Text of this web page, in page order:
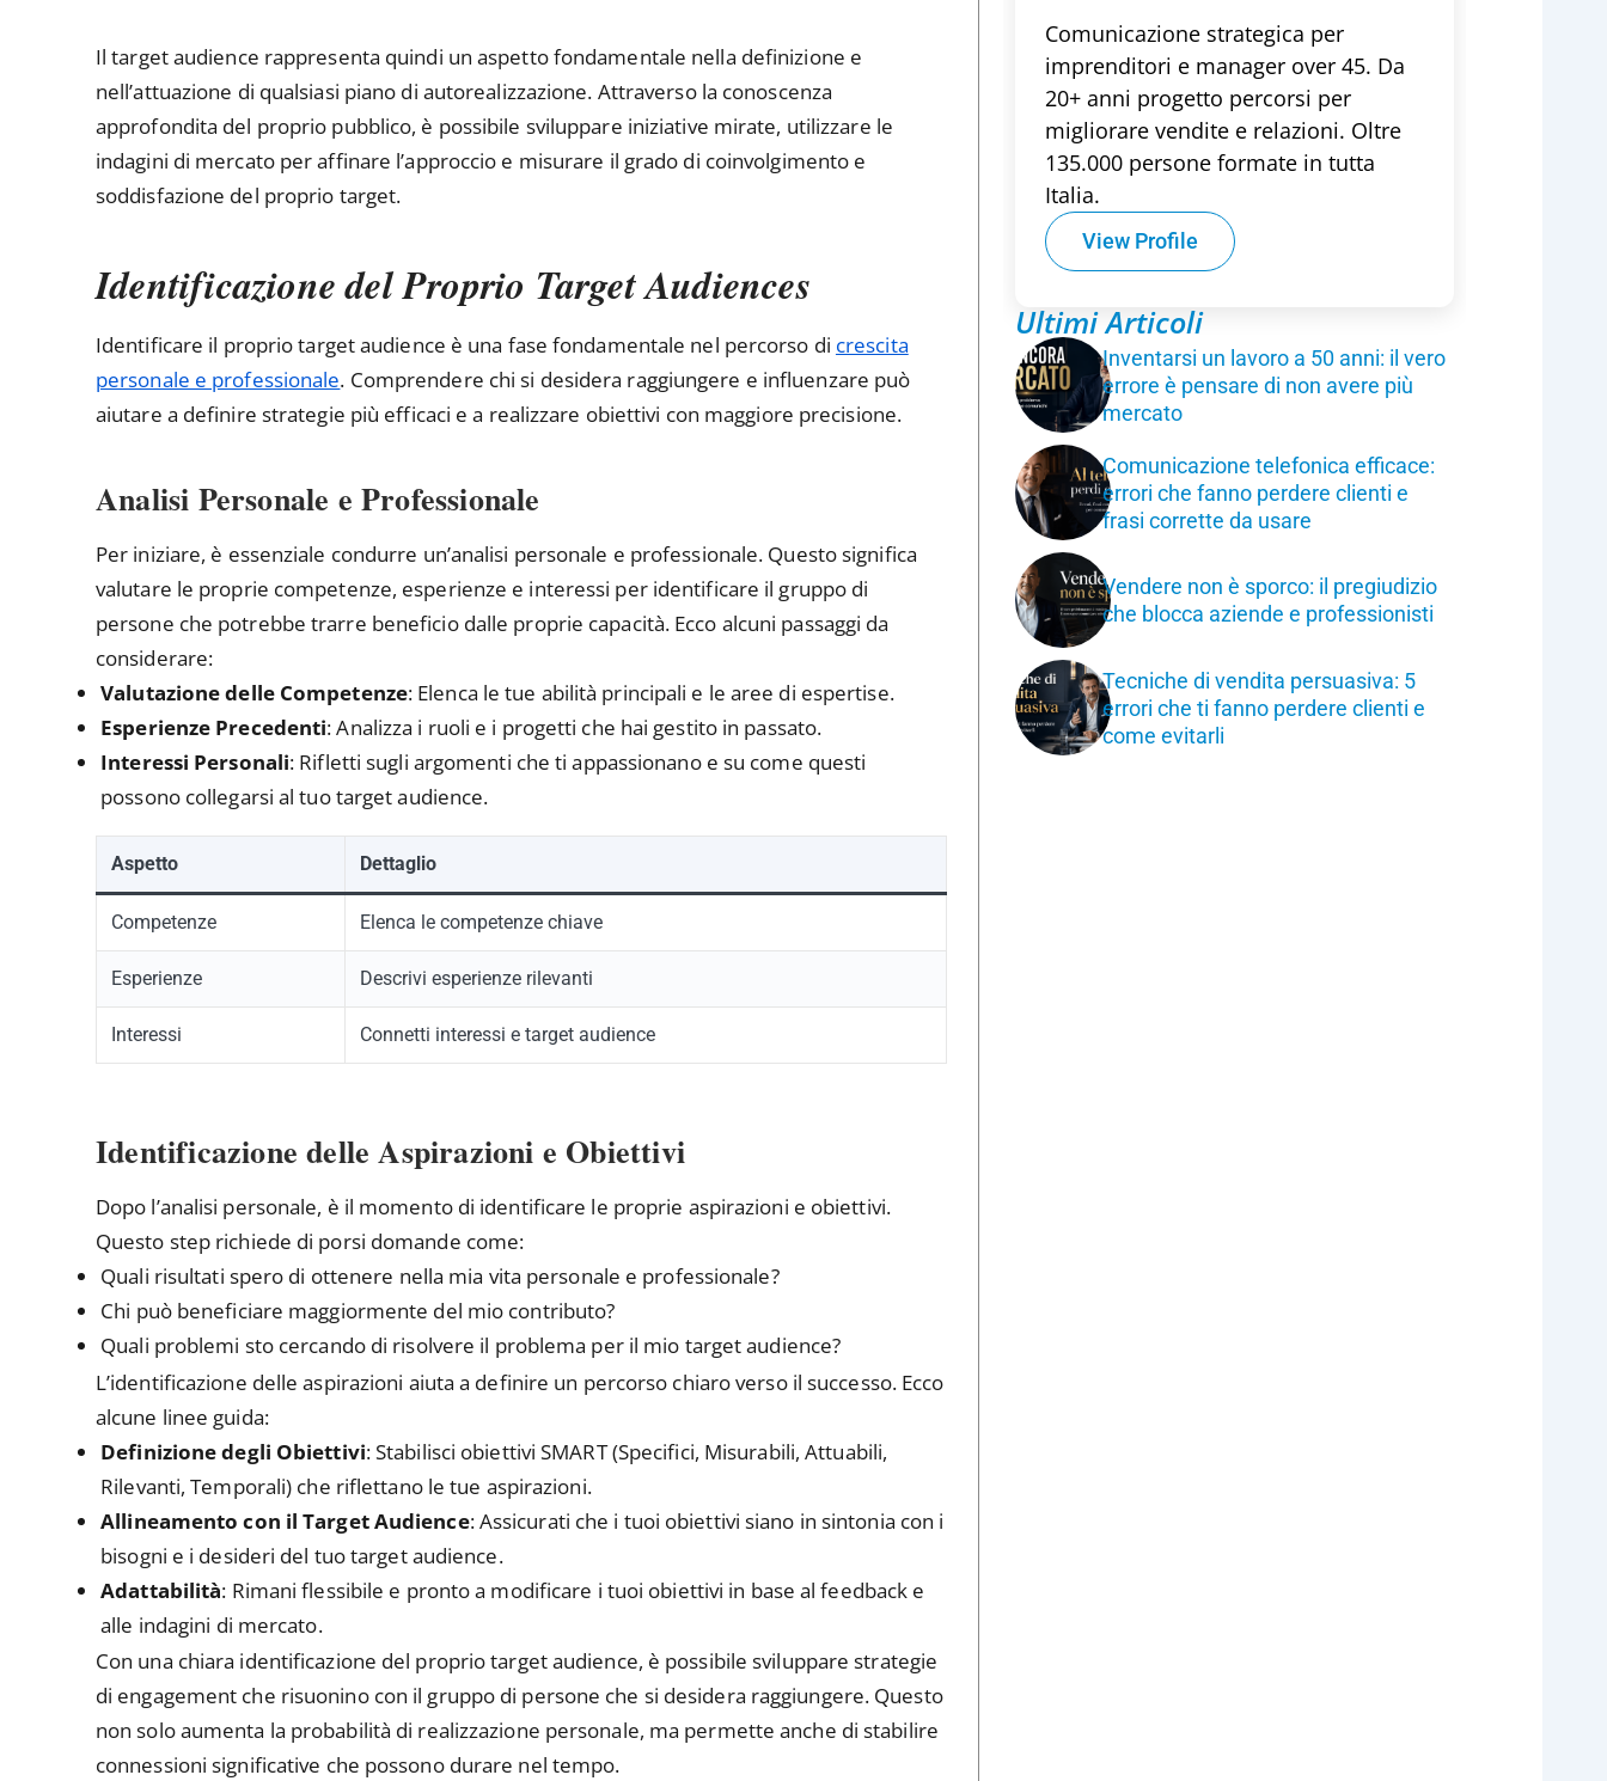
Il target audience rappresenta quindi un aspetto fondamentale nella definizione e
nell’attuazione di qualsiasi piano di autorealizzazione. Attraverso la conoscenza
approfondita del proprio pubblico, è possibile sviluppare iniziative mirate, utilizzare le
indagini di mercato per affinare l’approccio e misurare il grado di coinvolgimento e
soddisfazione del proprio target.
Identificazione del Proprio Target Audiences
Identificare il proprio target audience è una fase fondamentale nel percorso di crescita
personale e professionale. Comprendere chi si desidera raggiungere e influenzare può
aiutare a definire strategie più efficaci e a realizzare obiettivi con maggiore precisione.
Analisi Personale e Professionale
Per iniziare, è essenziale condurre un’analisi personale e professionale. Questo significa
valutare le proprie competenze, esperienze e interessi per identificare il gruppo di
persone che potrebbe trarre beneficio dalle proprie capacità. Ecco alcuni passaggi da
considerare:
Valutazione delle Competenze: Elenca le tue abilità principali e le aree di espertise.
Esperienze Precedenti: Analizza i ruoli e i progetti che hai gestito in passato.
Interessi Personali: Rifletti sugli argomenti che ti appassionano e su come questi
possono collegarsi al tuo target audience.
Aspetto Dettaglio
Competenze Elenca le competenze chiave
Esperienze Descrivi esperienze rilevanti
Interessi Connetti interessi e target audience
Identificazione delle Aspirazioni e Obiettivi
Dopo l’analisi personale, è il momento di identificare le proprie aspirazioni e obiettivi.
Questo step richiede di porsi domande come:
Quali risultati spero di ottenere nella mia vita personale e professionale?
Chi può beneficiare maggiormente del mio contributo?
Quali problemi sto cercando di risolvere il problema per il mio target audience?
L’identificazione delle aspirazioni aiuta a definire un percorso chiaro verso il successo. Ecco
alcune linee guida:
Definizione degli Obiettivi: Stabilisci obiettivi SMART (Specifici, Misurabili, Attuabili,
Rilevanti, Temporali) che riflettano le tue aspirazioni.
Allineamento con il Target Audience: Assicurati che i tuoi obiettivi siano in sintonia con i
bisogni e i desideri del tuo target audience.
Adattabilità: Rimani flessibile e pronto a modificare i tuoi obiettivi in base al feedback e
alle indagini di mercato.
Con una chiara identificazione del proprio target audience, è possibile sviluppare strategie
di engagement che risuonino con il gruppo di persone che si desidera raggiungere. Questo
non solo aumenta la probabilità di realizzazione personale, ma permette anche di stabilire
connessioni significative che possono durare nel tempo.
Comunicazione strategica per
imprenditori e manager over 45. Da
20+ anni progetto percorsi per
migliorare vendite e relazioni. Oltre
135.000 persone formate in tutta
Italia.
View Profile
Ultimi Articoli
Inventarsi un lavoro a 50 anni: il vero
errore è pensare di non avere più
mercato
Comunicazione telefonica efficace:
errori che fanno perdere clienti e
frasi corrette da usare
Vendere non è sporco: il pregiudizio
che blocca aziende e professionisti
Tecniche di vendita persuasiva: 5
errori che ti fanno perdere clienti e
come evitarli